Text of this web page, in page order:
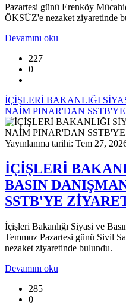
Pazartesi günü Erenköy
ÖKSÜZ'e nezaket ziyaretinde
Devamını oku
227
0
İÇİŞLERİ BAKANLIĞI
NAİM PINAR'DAN
Yayınlanma tarihi: Tem 27,
İÇİŞLERİ
BASIN
SSTB'YE
İçişleri Bakanlığı Siyasi ve
Temmuz Pazartesi günü Sivil
nezaket ziyaretinde bulundu.
Devamını oku
285
0